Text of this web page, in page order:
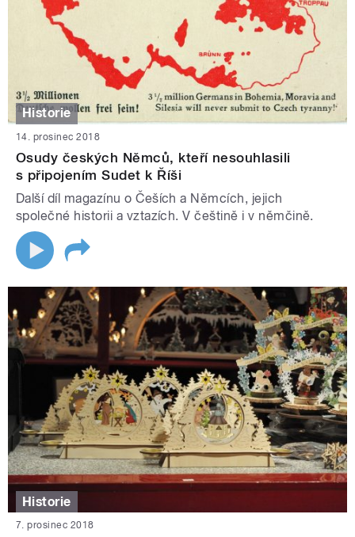
Historie
14. prosinec 2018
Osudy českých Němců, kteří nesouhlasili
s připojením Sudet k Říši
Další díl magazínu o Češích a Němcích, jejich
společné historii a vztazích. V češtině i v němčině.
Historie
7. prosinec 2018